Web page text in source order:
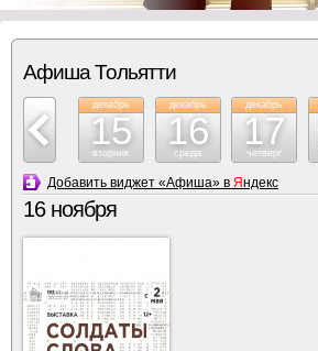
Афиша Тольятти
14
декабрь
15
вторник
декабрь
16
среда
декабрь
17
четверг
Добавить виджет «Афиша» в Яндекс
16 ноября